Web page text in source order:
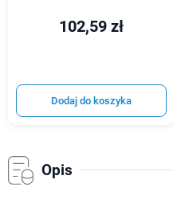
102,59 zł
Dodaj do koszyka
Opis